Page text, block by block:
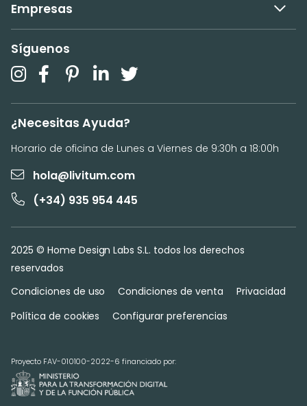
Empresas
Síguenos
¿Necesitas Ayuda?
Horario de oficina de Lunes a Viernes de 9:30h a 18:00h
hola@livitum.com
(+34) 935 954 445
2025 © Home Design Labs S.L. todos los derechos
reservados
Condiciones de uso
Condiciones de venta
Privacidad
Política de cookies
Configurar preferencias
Proyecto FAV-010100-2022-6 financiado por: